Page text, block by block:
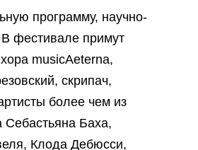
программу, научно-
В фестивале примут
musicAeterna,
скрипач,
более чем из
Себастьяна Баха,
Клода Дебюсси,